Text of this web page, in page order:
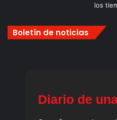
los
Boletín de noticias